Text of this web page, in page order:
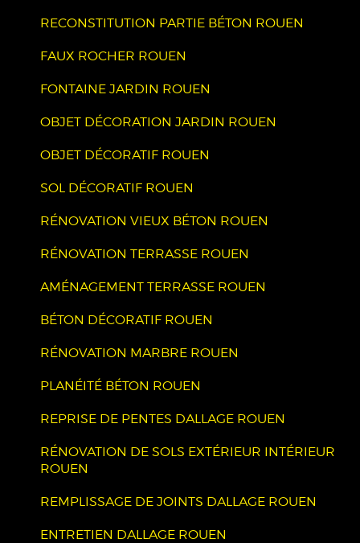
RECONSTITUTION PARTIE BÉTON ROUEN
FAUX ROCHER ROUEN
FONTAINE JARDIN ROUEN
OBJET DÉCORATION JARDIN ROUEN
OBJET DÉCORATIF ROUEN
SOL DÉCORATIF ROUEN
RÉNOVATION VIEUX BÉTON ROUEN
RÉNOVATION TERRASSE ROUEN
AMÉNAGEMENT TERRASSE ROUEN
BÉTON DÉCORATIF ROUEN
RÉNOVATION MARBRE ROUEN
PLANÉITÉ BÉTON ROUEN
REPRISE DE PENTES DALLAGE ROUEN
RÉNOVATION DE SOLS EXTÉRIEUR INTÉRIEUR
ROUEN
REMPLISSAGE DE JOINTS DALLAGE ROUEN
ENTRETIEN DALLAGE ROUEN